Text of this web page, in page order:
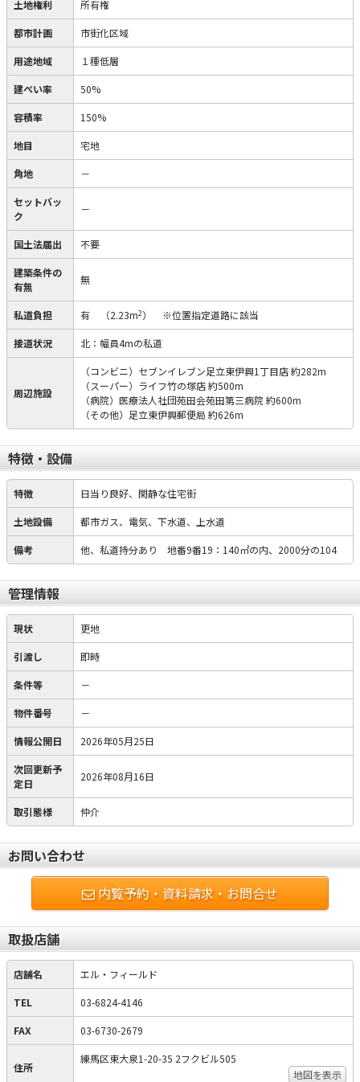
土地権利 所有権
都市計画 市街化区域
用途地域 １種低層
建ぺい率 50%
容積率 150%
地目 宅地
角地 －
セットバッ
ク
－
国土法届出 不要
建築条件の
有無
無
私道負担 有 （2.23m2） ※位置指定道路に該当
接道状況 北：幅員4mの私道
周辺施設
（コンビニ）セブンイレブン足立東伊興1丁目店 約282m
（スーパー）ライフ竹の塚店 約500m
（病院）医療法人社団苑田会苑田第三病院 約600m
（その他）足立東伊興郵便局 約626m
特徴・設備
特徴 日当り良好、閑静な住宅街
土地設備 都市ガス、電気、下水道、上水道
備考 他、私道持分あり 地番9番19：140㎡の内、2000分の104
管理情報
現状 更地
引渡し 即時
条件等 －
物件番号 －
情報公開日 2026年05月25日
次回更新予
定日
2026年08月16日
取引態様 仲介
お問い合わせ
内覧予約・資料請求・お問合せ
取扱店舗
店舗名 エル・フィールド
TEL 03-6824-4146
FAX 03-6730-2679
住所
練馬区東大泉1-20-35 2フクビル505
地図を表示